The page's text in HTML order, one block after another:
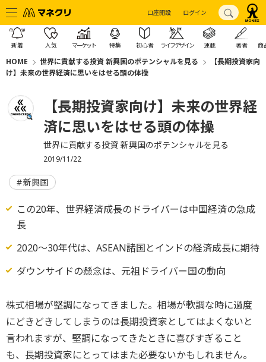
口座開設 ログイン
新着 人気 マーケット 特集 初心者 ライフデザイン 連載 著者 商
HOME 世界に貢献する投資 新興国のポテンシャルを見る
【長期投資家向
け】未来の世界経済に思いをはせる頭の体操
【長期投資家向け】未来の世界経
済に思いをはせる頭の体操
世界に貢献する投資 新興国のポテンシャルを見る
2019/11/22
新興国
この20年、世界経済成長のドライバーは中国経済の急成
長
2020～30年代は、ASEAN諸国とインドの経済成長に期待
ダウンサイドの懸念は、元祖ドライバー国の動向
株式相場が堅調になってきました。相場が軟調な時に過度
にどきどきしてしまうのは長期投資家としてはよくないと
言われますが、堅調になってきたときに喜びすぎること
も、長期投資家にとってはまた必要ないかもしれません。